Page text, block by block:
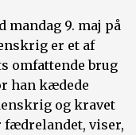
9. maj på
er et af
omfattende brug
han kædede
og kravet
viser,